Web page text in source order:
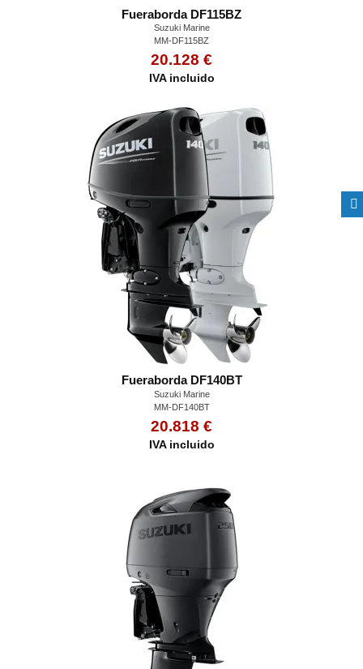
Fueraborda DF115BZ
Suzuki Marine
MM-DF115BZ
20.128 €
IVA incluido
Fueraborda DF140BT
Suzuki Marine
MM-DF140BT
20.818 €
IVA incluido